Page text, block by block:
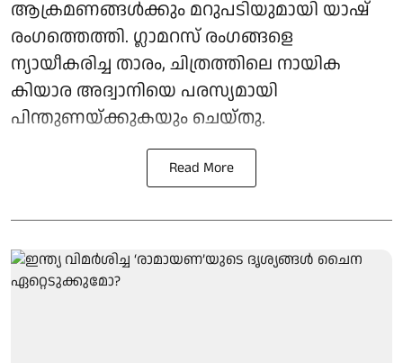
ആക്രമണങ്ങൾക്കും മറുപടിയുമായി യാഷ്
രംഗത്തെത്തി. ഗ്ലാമറസ് രംഗങ്ങളെ
ന്യായീകരിച്ച താരം, ചിത്രത്തിലെ നായിക
കിയാര അദ്വാനിയെ പരസ്യമായി
പിന്തുണയ്ക്കുകയും ചെയ്തു.
Read More